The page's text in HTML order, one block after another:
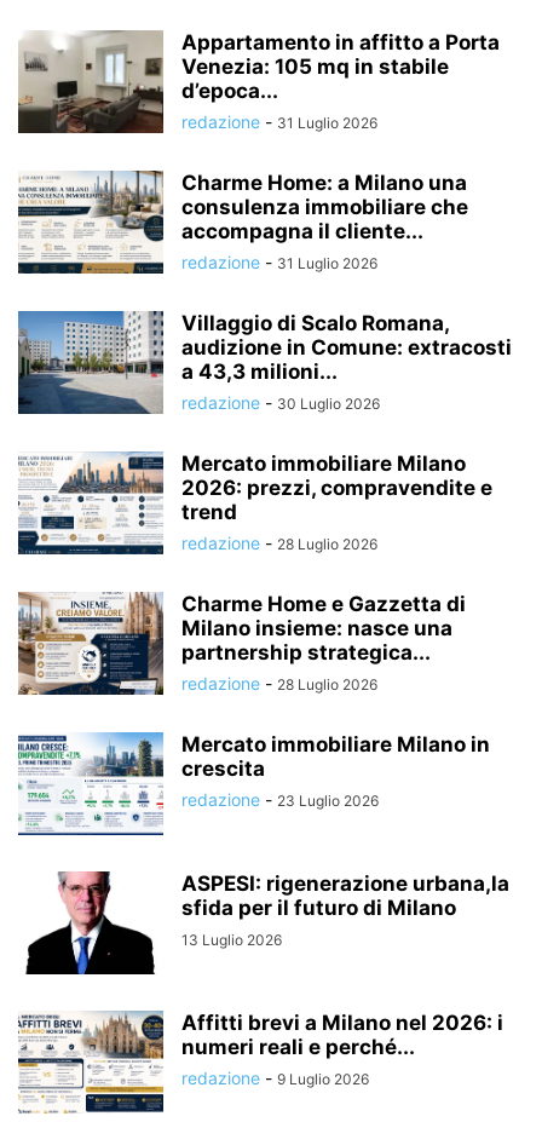
Appartamento in affitto a Porta
Venezia: 105 mq in stabile
d’epoca...
redazione - 31 Luglio 2026
Charme Home: a Milano una
consulenza immobiliare che
accompagna il cliente...
redazione - 31 Luglio 2026
Villaggio di Scalo Romana,
audizione in Comune: extracosti
a 43,3 milioni...
redazione - 30 Luglio 2026
Mercato immobiliare Milano
2026: prezzi, compravendite e
trend
redazione - 28 Luglio 2026
Charme Home e Gazzetta di
Milano insieme: nasce una
partnership strategica...
redazione - 28 Luglio 2026
Mercato immobiliare Milano in
crescita
redazione - 23 Luglio 2026
ASPESI: rigenerazione urbana,la
sfida per il futuro di Milano
13 Luglio 2026
Affitti brevi a Milano nel 2026: i
numeri reali e perché...
redazione - 9 Luglio 2026